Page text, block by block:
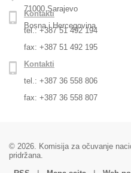
71000 Sarajevo
Bosna i Hercegovina
Kontakti
tel.: +387 51 492 194
fax: +387 51 492 195
Kontakti
tel.: +387 36 558 806
fax: +387 36 558 807
© 2026. Komisija za očuvanje
pridržana.